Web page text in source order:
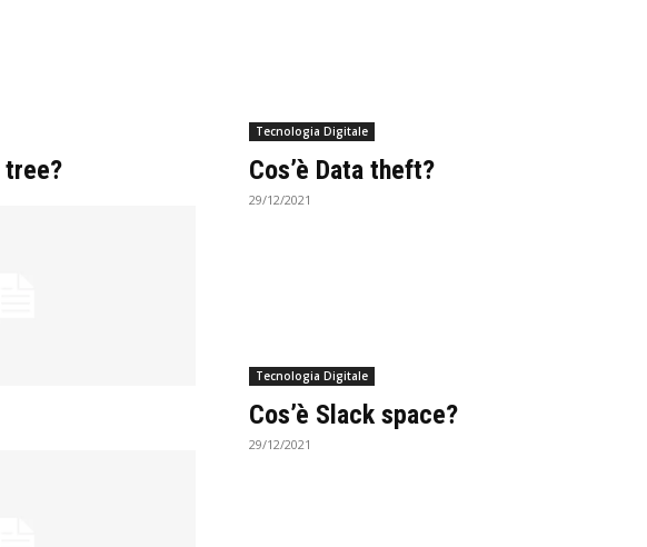
tree?
Tecnologia Digitale
Cos’è Data theft?
29/12/2021
Tecnologia Digitale
Cos’è Slack space?
29/12/2021